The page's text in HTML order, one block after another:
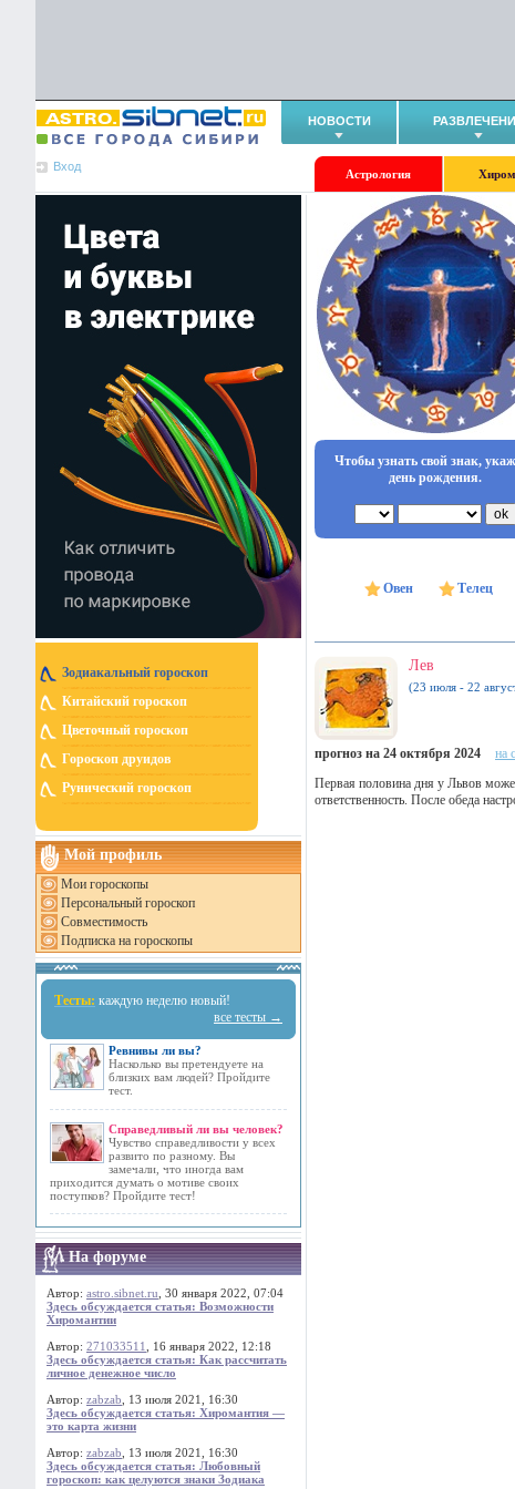
НОВОСТИ
Вход
Астрология
Зодиакальный гороскоп
Китайский гороскоп
Цветочный гороскоп
Гороскоп друидов
Рунический гороскоп
Мой профиль
Мои гороскопы
Персональный гороскоп
Совместимость
Подписка на гороскопы
Тесты: каждую неделю новый!
все тесты →
Ревнивы ли вы?
Насколько вы претендуете на
близких вам людей? Пройдите
тест.
Справедливый ли вы человек?
Чувство справедливости у всех
развито по разному. Вы
замечали, что иногда вам
приходится думать о мотиве своих
поступков? Пройдите тест!
На форуме
Автор: astro.sibnet.ru , 30 января 2022, 07:04
Здесь обсуждается статья: Возможности
Хиромантии
Автор: 271033511
, 16 января 2022, 12:18
Здесь обсуждается статья: Как рассчитать
личное денежное число
Автор: zabzab , 13 июля 2021, 16:30
Здесь обсуждается статья: Хиромантия —
это карта жизни
Автор: zabzab , 13 июля 2021, 16:30
Здесь обсуждается статья: Любовный
гороскоп: как целуются знаки Зодиака
Чтобы узнать свой знак,
день рождения.
Овен Телец
Лев
(23 июля - 22
прогноз на 24 октября 2024 на
Первая половина дня у Львов
ответственность. После обеда